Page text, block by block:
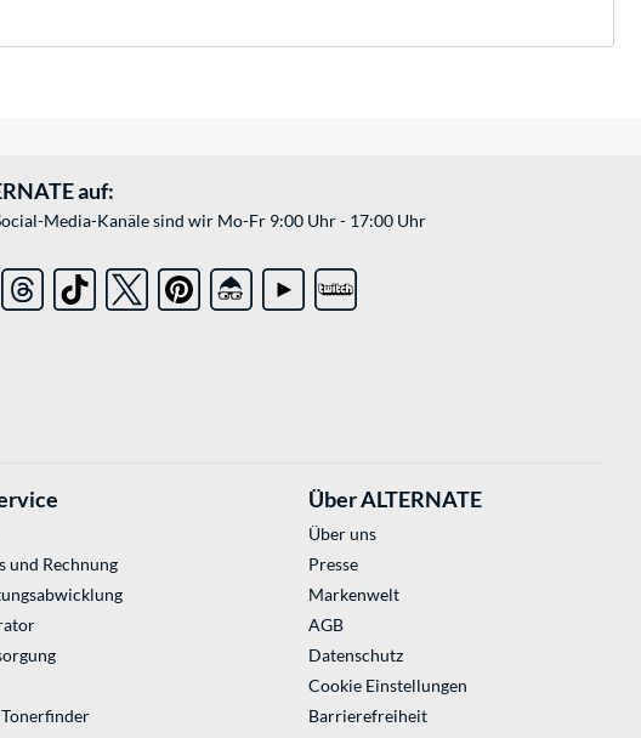
auf:
Media-Kanäle sind wir Mo-Fr 9:00 Uhr - 17:00 Uhr
und Rechnung
Über ALTERNATE
Über uns
Presse
Markenwelt
AGB
Datenschutz
Cookie Einstellungen
Barrierefreiheit